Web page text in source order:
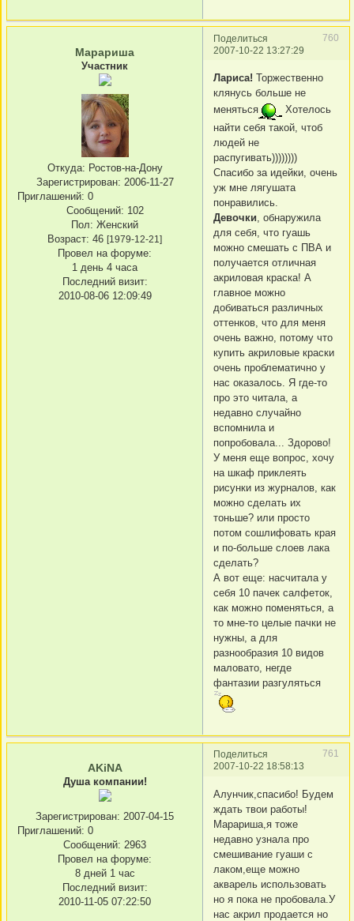
Поделиться
760
2007-10-22 13:27:29
Марариша
Участник
Откуда: Ростов-на-Дону
Зарегистрирован: 2006-11-27
Приглашений: 0
Сообщений: 102
Пол: Женский
Возраст: 46 [1979-12-21]
Провел на форуме:
1 день 4 часа
Последний визит:
2010-08-06 12:09:49
Лариса! Торжественно
клянусь больше не
меняться
Хотелось
найти себя такой, чтоб
людей не
распугивать))))))))
Спасибо за идейки, очень
уж мне лягушата
понравились.
Девочки, обнаружила
для себя, что гуашь
можно смешать с ПВА и
получается отличная
акриловая краска! А
главное можно
добиваться различных
оттенков, что для меня
очень важно, потому что
купить акриловые краски
очень проблематично у
нас оказалось. Я где-то
про это читала, а
недавно случайно
вспомнила и
попробовала... Здорово!
У меня еще вопрос, хочу
на шкаф приклеять
рисунки из журналов, как
можно сделать их
тоньше? или просто
потом сошлифовать края
и по-больше слоев лака
сделать?
А вот еще: насчитала у
себя 10 пачек салфеток,
как можно поменяться, а
то мне-то целые пачки не
нужны, а для
разнообразия 10 видов
маловато, негде
фантазии разгуляться
Поделиться
761
2007-10-22 18:58:13
AKiNA
Душа компании!
Зарегистрирован: 2007-04-15
Приглашений: 0
Сообщений: 2963
Провел на форуме:
8 дней 1 час
Последний визит:
2010-11-05 07:22:50
Алунчик,спасибо! Будем
ждать твои работы!
Марариша,я тоже
недавно узнала про
смешивание гуаши с
лаком,еще можно
акварель использовать
но я пока не пробовала.У
нас акрил продается но